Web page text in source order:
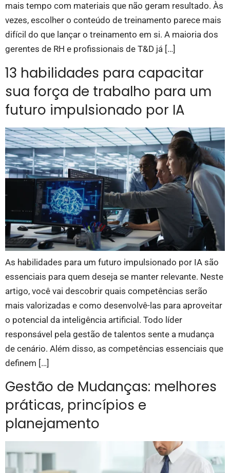
mais tempo com materiais que não geram resultado. Às
vezes, escolher o conteúdo de treinamento parece mais
difícil do que lançar o treinamento em si. A maioria dos
gerentes de RH e profissionais de T&D já […]
13 habilidades para capacitar
sua força de trabalho para um
futuro impulsionado por IA
As habilidades para um futuro impulsionado por IA são
essenciais para quem deseja se manter relevante. Neste
artigo, você vai descobrir quais competências serão
mais valorizadas e como desenvolvê-las para aproveitar
o potencial da inteligência artificial. Todo líder
responsável pela gestão de talentos sente a mudança
de cenário. Além disso, as competências essenciais que
definem […]
Gestão de Mudanças: melhores
práticas, princípios e
planejamento